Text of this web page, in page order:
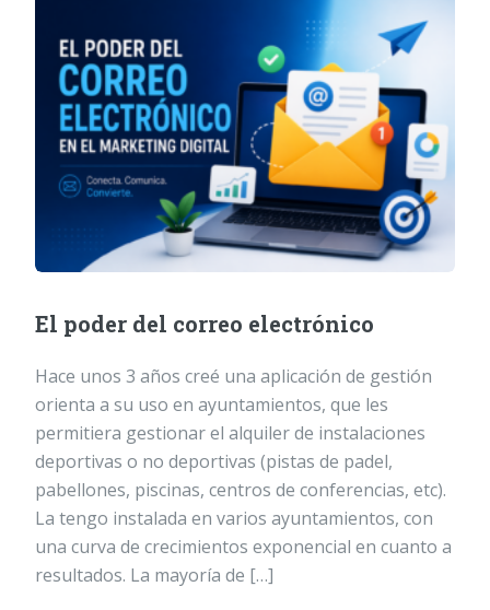
El poder del correo electrónico
Hace unos 3 años creé una aplicación de gestión
orienta a su uso en ayuntamientos, que les
permitiera gestionar el alquiler de instalaciones
deportivas o no deportivas (pistas de padel,
pabellones, piscinas, centros de conferencias, etc).
La tengo instalada en varios ayuntamientos, con
una curva de crecimientos exponencial en cuanto a
resultados. La mayoría de […]